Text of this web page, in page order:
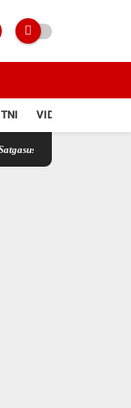
TNI VIDIO
Nakal Bisa Terancam